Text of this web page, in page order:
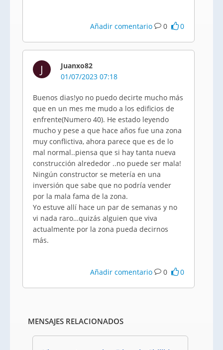
Añadir comentario 0 0
J
Juanxo82
01/07/2023 07:18
Buenos dias!yo no puedo decirte mucho más
que en un mes me mudo a los edificios de
enfrente(Numero 40). He estado leyendo
mucho y pese a que hace años fue una zona
muy conflictiva, ahora parece que es de lo
mal normal..piensa que si hay tanta nueva
construcción alrededor ..no puede ser mala!
Ningún constructor se metería en una
inversión que sabe que no podría vender
por la mala fama de la zona.
Yo estuve allí hace un par de semanas y no
vi nada raro…quizás alguien que viva
actualmente por la zona pueda decirnos
más.
Añadir comentario 0 0
MENSAJES RELACIONADOS